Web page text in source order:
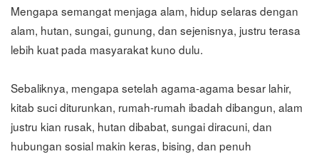
Mengapa semangat menjaga alam, hidup selaras dengan
alam, hutan, sungai, gunung, dan sejenisnya, justru terasa
lebih kuat pada masyarakat kuno dulu.
Sebaliknya, mengapa setelah agama-agama besar lahir,
kitab suci diturunkan, rumah-rumah ibadah dibangun, alam
justru kian rusak, hutan dibabat, sungai diracuni, dan
hubungan sosial makin keras, bising, dan penuh